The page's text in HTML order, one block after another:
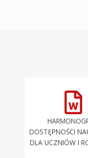
DOSTĘPNOŚCI
DLA UCZNIÓW I